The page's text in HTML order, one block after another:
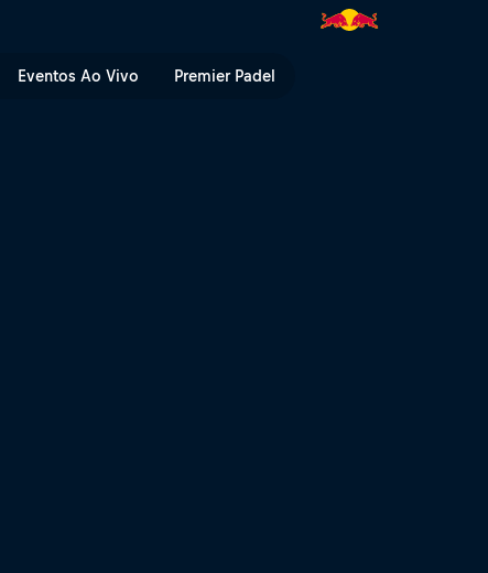
Eventos Ao Vivo Premier Padel